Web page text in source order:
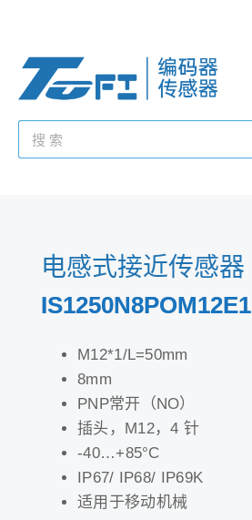
电感式接近传感器
IS1250N8POM12E1
M12*1/L=50mm
8mm
PNP常开（NO）
插头，M12，4 针
-40…+85°C
IP67/ IP68/ IP69K
适用于移动机械